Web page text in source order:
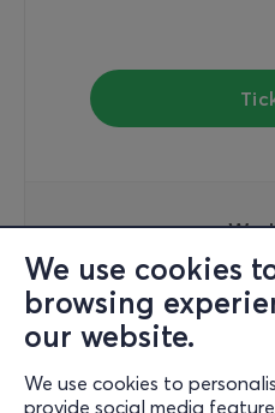
We use cookies
browsing
our website.
We use cookies to
provide social media
6 Mouseiou